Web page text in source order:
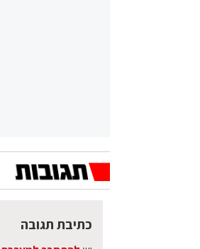
כתיבת תגובה